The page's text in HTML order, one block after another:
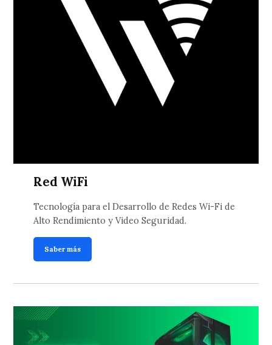
Red WiFi
Tecnología para el Desarrollo de Redes Wi-Fi de
Alto Rendimiento y Video Seguridad.
Saber más